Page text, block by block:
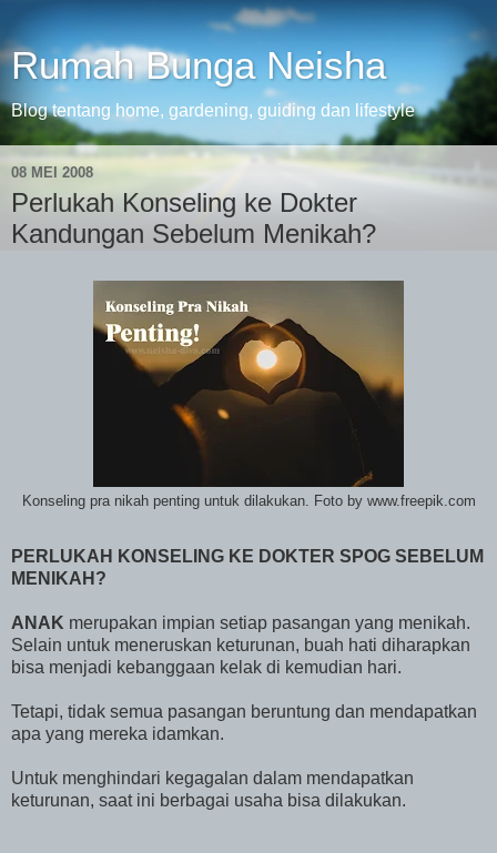
Rumah Bunga Neisha
Blog tentang home, gardening, guiding dan lifestyle
08 MEI 2008
Perlukah Konseling ke Dokter
Kandungan Sebelum Menikah?
Konseling pra nikah penting untuk dilakukan. Foto by www.freepik.com
PERLUKAH KONSELING KE DOKTER SPOG SEBELUM
MENIKAH?
ANAK merupakan impian setiap pasangan yang menikah.
Selain untuk meneruskan keturunan, buah hati diharapkan
bisa menjadi kebanggaan kelak di kemudian hari.
Tetapi, tidak semua pasangan beruntung dan mendapatkan
apa yang mereka idamkan.
Untuk menghindari kegagalan dalam mendapatkan
keturunan, saat ini berbagai usaha bisa dilakukan.